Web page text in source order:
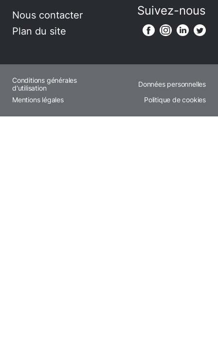
Nous contacter
Plan du site
Suivez-nous
Conditions générales
d'utilisation
Données personnelles
Mentions légales
Politique de cookies